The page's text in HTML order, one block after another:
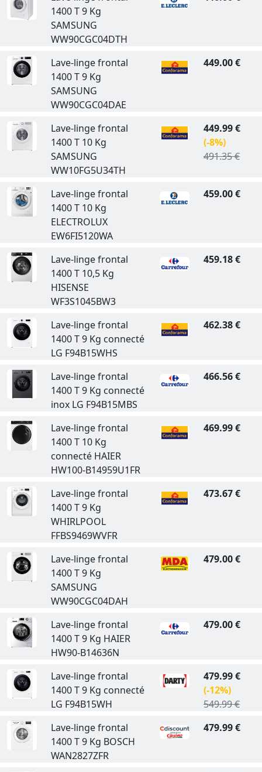
1400 T 9 Kg
SAMSUNG
WW90CGC04DTH
Lave-linge frontal
1400 T 9 Kg
SAMSUNG
WW90CGC04DAE
449.00 €
Lave-linge frontal
1400 T 10 Kg
SAMSUNG
WW10FG5U34TH
449.99 €
(-8%)
491.35 €
Lave-linge frontal
1400 T 10 Kg
ELECTROLUX
EW6FI5120WA
459.00 €
Lave-linge frontal
1400 T 10,5 Kg
HISENSE
WF3S1045BW3
459.18 €
Lave-linge frontal
1400 T 9 Kg connecté
LG F94B15WHS
462.38 €
Lave-linge frontal
1400 T 9 Kg connecté
inox LG F94B15MBS
466.56 €
Lave-linge frontal
1400 T 10 Kg
connecté HAIER
HW100-B14959U1FR
469.99 €
Lave-linge frontal
1400 T 9 Kg
WHIRLPOOL
FFBS9469WVFR
473.67 €
Lave-linge frontal
1400 T 9 Kg
SAMSUNG
WW90CGC04DAH
479.00 €
Lave-linge frontal
1400 T 9 Kg HAIER
HW90-B14636N
479.00 €
Lave-linge frontal
1400 T 9 Kg connecté
LG F94B15WH
479.99 €
(-12%)
549.99 €
Lave-linge frontal
1400 T 9 Kg BOSCH
WAN2827ZFR
479.99 €